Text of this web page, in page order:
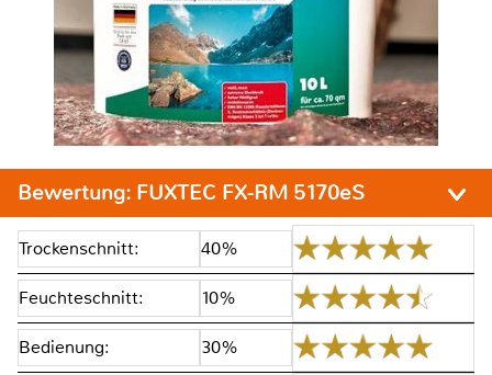
Bewertung: FUXTEC FX-RM 5170eS
Trockenschnitt: 40%
Feuchteschnitt: 10%
Bedienung: 30%